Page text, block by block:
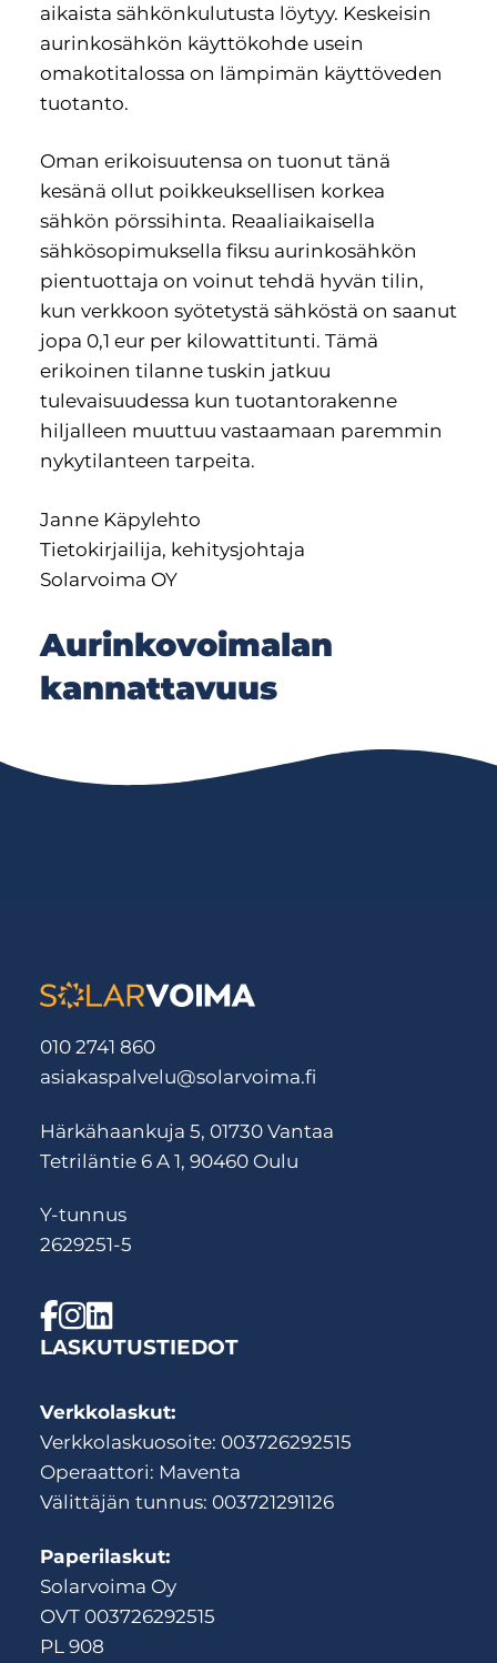
aikaista sähkönkulutusta löytyy. Keskeisin
aurinkosähkön käyttökohde usein
omakotitalossa on lämpimän käyttöveden
tuotanto.
Oman erikoisuutensa on tuonut tänä
kesänä ollut poikkeuksellisen korkea
sähkön pörssihinta. Reaaliaikaisella
sähkösopimuksella fiksu aurinkosähkön
pientuottaja on voinut tehdä hyvän tilin,
kun verkkoon syötetystä sähköstä on saanut
jopa 0,1 eur per kilowattitunti. Tämä
erikoinen tilanne tuskin jatkuu
tulevaisuudessa kun tuotantorakenne
hiljalleen muuttuu vastaamaan paremmin
nykytilanteen tarpeita.
Janne Käpylehto
Tietokirjailija, kehitysjohtaja
Solarvoima OY
Aurinkovoimalan
kannattavuus
010 2741 860
asiakaspalvelu@solarvoima.fi
Härkähaankuja 5, 01730 Vantaa
Tetriläntie 6 A 1, 90460 Oulu
Y-tunnus
2629251-5
LASKUTUSTIEDOT
Verkkolaskut:
Verkkolaskuosoite: 003726292515
Operaattori: Maventa
Välittäjän tunnus: 003721291126
Paperilaskut:
Solarvoima Oy
OVT 003726292515
PL 908